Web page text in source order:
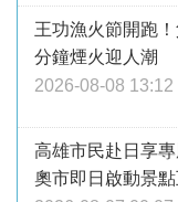
王功漁火節開跑
分鐘煙火迎人潮
2026-08-08 13:12
高雄市民赴日享
奧市即日啟動景